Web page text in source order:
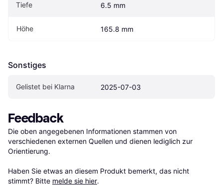
Tiefe 6.5 mm
Höhe 165.8 mm
Sonstiges
Gelistet bei Klarna 2025-07-03
Feedback
Die oben angegebenen Informationen stammen von
verschiedenen externen Quellen und dienen lediglich zur
Orientierung.
Haben Sie etwas an diesem Produkt bemerkt, das nicht
stimmt? Bitte melde sie hier.